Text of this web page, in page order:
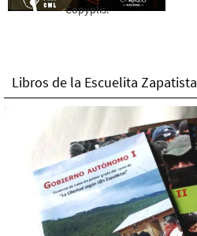
Copyplis.
Libros de la Escuelita Zapatista